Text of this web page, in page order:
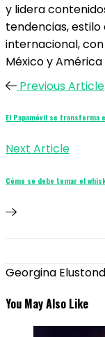
y lidera
tendencias,
internacional, con
México y América
Previous Article
El Papamóvil se transforma
Next Article
Cómo se debe tomar el
Georgina
You May Also Like